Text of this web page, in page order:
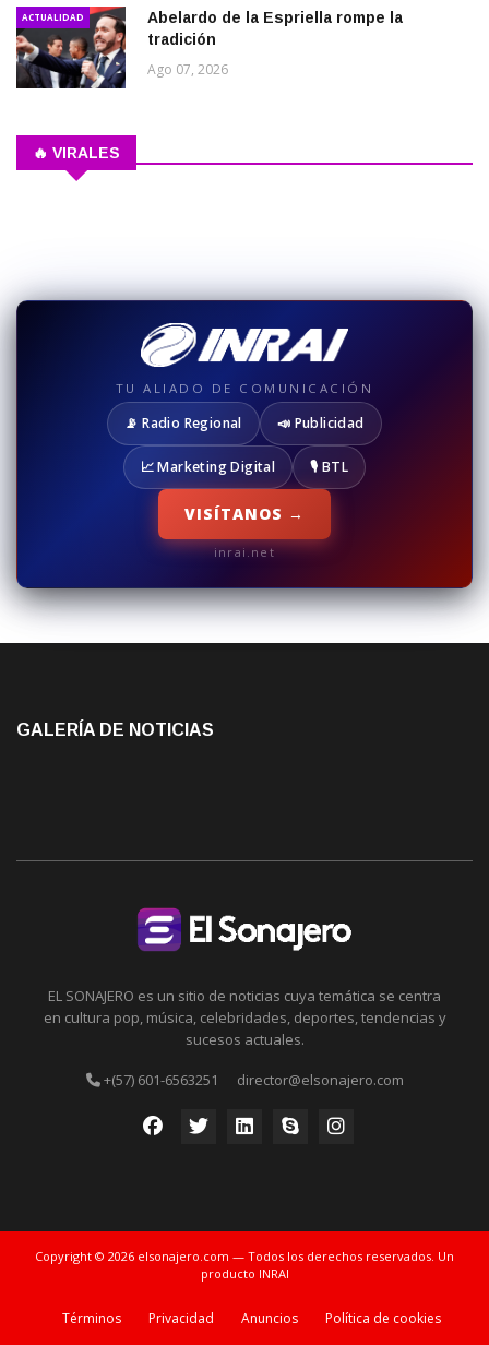
ACTUALIDAD
Abelardo de la Espriella rompe la
tradición
Ago 07, 2026
🔥 VIRALES
TU ALIADO DE COMUNICACIÓN
📡 Radio Regional 📣 Publicidad
📈 Marketing Digital 🎙️ BTL
VISÍTANOS →
inrai.net
GALERÍA DE NOTICIAS
EL SONAJERO es un sitio de noticias cuya temática se centra
en cultura pop, música, celebridades, deportes, tendencias y
sucesos actuales.
+(57) 601-6563251 director@elsonajero.com
Copyright © 2026 elsonajero.com — Todos los derechos reservados. Un
producto INRAI
Términos Privacidad Anuncios Política de cookies